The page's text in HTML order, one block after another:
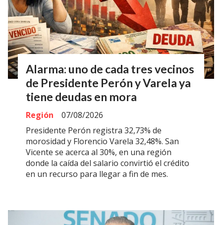
Alarma: uno de cada tres vecinos
de Presidente Perón y Varela ya
tiene deudas en mora
Región
07/08/2026
Presidente Perón registra 32,73% de
morosidad y Florencio Varela 32,48%. San
Vicente se acerca al 30%, en una región
donde la caída del salario convirtió el crédito
en un recurso para llegar a fin de mes.